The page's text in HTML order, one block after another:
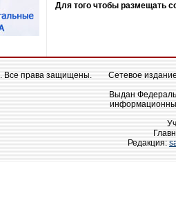
Для того чтобы размещать
Все права защищены.
Сетевое
Выдан
Редакция: